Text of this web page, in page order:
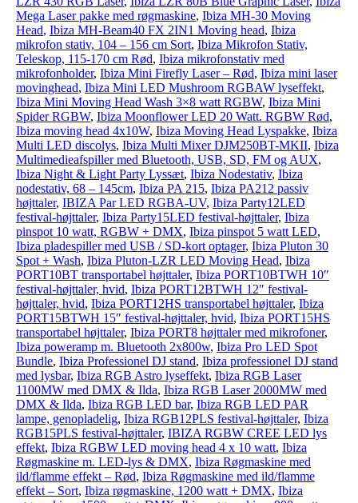
Mega Laser pakke med røgmaskine, Ibiza MH-30 Moving
Head, Ibiza MH-Beam40 FX 2IN1 Moving head, Ibiza
mikrofon stativ, 104 – 156 cm Sort, Ibiza Mikrofon Stativ,
Teleskop, 115-170 cm Rød, Ibiza mikrofonstativ med
mikrofonholder, Ibiza Mini Firefly Laser – Rød, Ibiza mini laser
movinghead, Ibiza Mini LED Mushroom RGBAW lyseffekt,
Ibiza Mini Moving Head Wash 3×8 watt RGBW, Ibiza Mini
Spider RGBW, Ibiza Moonflower LED 20 Watt. RGBW Rød,
Ibiza moving head 4x10W, Ibiza Moving Head Lyspakke, Ibiza
Multi LED discolys, Ibiza Multi Mixer DJM250BT-MKII, Ibiza
Multimedieafspiller med Bluetooth, USB, SD, FM og AUX,
Ibiza Night & Light Party Lyssæt, Ibiza Nodestativ, Ibiza
nodestativ, 68 – 145cm, Ibiza PA 215, Ibiza PA212 passiv
højttaler, IBIZA Par LED RGBA-UV, Ibiza Party12LED
festival-højttaler, Ibiza Party15LED festival-højttaler, Ibiza
pinspot 10 watt, RGBW + DMX, Ibiza pinspot 5 watt LED,
Ibiza pladespiller med USB / SD-kort optager, Ibiza Pluton 30
Spot + Wash, Ibiza Pluton-LZR LED Moving Head, Ibiza
PORT10BT transportabel højttaler, Ibiza PORT10BTWH 10″
festival-højttaler, hvid, Ibiza PORT12BTWH 12″ festival-
højttaler, hvid, Ibiza PORT12HS transportabel højttaler, Ibiza
PORT15BTWH 15″ festival-højttaler, hvid, Ibiza PORT15HS
transportabel højttaler, Ibiza PORT8 højttaler med mikrofoner,
Ibiza poweramp m. Bluetooth 2x800w, Ibiza Pro LED Spot
Bundle, Ibiza Professionel DJ stand, Ibiza professionel DJ stand
med lysbar, Ibiza RGB Astro lyseffekt, Ibiza RGB Laser
1100MW med DMX & Ilda, Ibiza RGB Laser 2000MW med
DMX & Ilda, Ibiza RGB LED bar, Ibiza RGB LED PAR
lampe, genopladelig, Ibiza RGB12PLS festival-højttaler, Ibiza
RGB15PLS festival-højttaler, IBIZA RGBW CREE LED lys
effekt, Ibiza RGBW LED moving head 4 x 10 watt, Ibiza
Røgmaskine m. LED-lys & DMX, Ibiza Røgmaskine med
ild/flamme effekt – Rød, Ibiza Røgmaskine med ild/flamme
effekt – Sort, Ibiza røgmaskine, 1200 watt + DMX, Ibiza